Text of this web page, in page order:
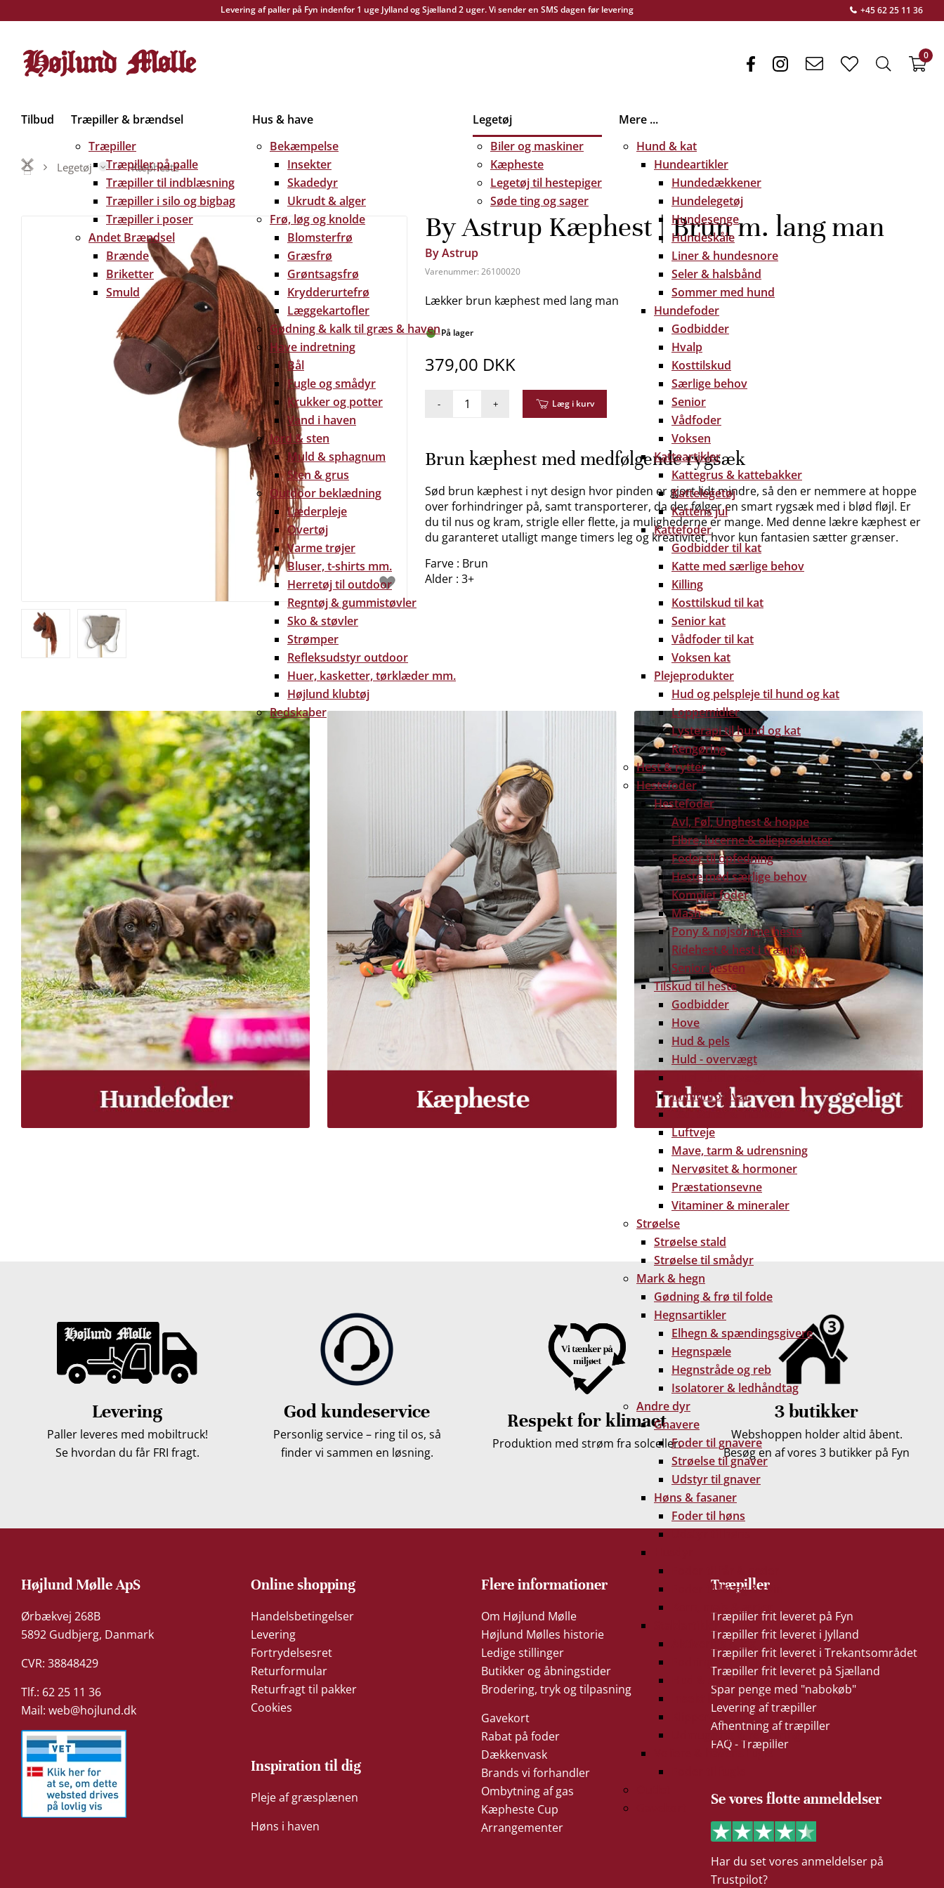
Levering af paller på Fyn indenfor 1 uge Jylland og Sjælland 2 uger. Vi sender en SMS dagen før levering +45 62 25 11 36
Tilbud
Træpiller & brændsel
Træpiller
Træpiller på palle
Træpiller til indblæsning
Træpiller i silo og bigbag
Træpiller i poser
Andet Brændsel
Brænde
Briketter
Smuld
Hus & have
Bekæmpelse
Insekter
Skadedyr
Ukrudt & alger
Frø, løg og knolde
Blomsterfrø
Græsfrø
Grøntsagsfrø
Krydderurtefrø
Læggekartofler
Gødning & kalk til græs & haven
Have indretning
Bål
Fugle og smådyr
Krukker og potter
Vand i haven
Jord & sten
Muld & sphagnum
Sten & grus
Outdoor beklædning
Læderpleje
Overtøj
Varme trøjer
Bluser, t-shirts mm.
Herretøj til outdoor
Regntøj & gummistøvler
Sko & støvler
Strømper
Refleksudstyr outdoor
Huer, kasketter, tørklæder mm.
Højlund klubtøj
Redskaber
Legetøj
Biler og maskiner
Kæpheste
Legetøj til hestepiger
Søde ting og sager
Mere ...
Hund & kat
Hundeartikler
Hundedækkener
Hundelegetøj
Hundesenge
Hundeskåle
Liner & hundesnore
Seler & halsbånd
Sommer med hund
Hundefoder
Godbidder
Hvalp
Kosttilskud
Særlige behov
Senior
Vådfoder
Voksen
Katteartikler
Kattegrus & kattebakker
Kattelegetøj
Kattens jul
Kattefoder
Godbidder til kat
Katte med særlige behov
Killing
Kosttilskud til kat
Senior kat
Vådfoder til kat
Voksen kat
Plejeprodukter
Hud og pelspleje til hund og kat
Loppemidler
Lysterapi til hund og kat
Rengøring
Hest & rytter
Hestefoder
Hestefoder
Avl, Føl, Unghest & hoppe
Fibre, lucerne & olieprodukter
Foder til opfedning
Heste med særlige behov
Komplet foder
Mash
Pony & nøjsomme heste
Ridehest & hest i træning
Senior hesten
Tilskud til heste
Godbidder
Hove
Hud & pels
Huld - overvægt
Immunforsvar
Luftveje
Mave, tarm & udrensning
Nervøsitet & hormoner
Præstationsevne
Vitaminer & mineraler
Strøelse
Strøelse stald
Strøelse til smådyr
Mark & hegn
Gødning & frø til folde
Hegnsartikler
Elhegn & spændingsgivere
Hegnspæle
Hegnstråde og reb
Isolatorer & ledhåndtag
Andre dyr
Gnavere
Foder til gnavere
Strøelse til gnaver
Udstyr til gnaver
Høns & fasaner
Foder til høns
Foder til kvæg & svin
Staldartikler
Aktivering & leg
Hud & sårpleje
Insekt bekæmpelse
Klippere & tilbehør
Udmugning & rengøring
Voliere & havens fugle
facebookinstagramenvelopeheart
search0
Legetøj Kæpheste
By Astrup Kæphest | Brun m. lang man
By Astrup
Varenummer: 26100020
Lækker brun kæphest med lang man
På lager
379,00 DKK
- + Læg i kurv
Brun kæphest med medfølgende rygsæk
Sød brun kæphest i nyt design hvor pinden er gjort lidt mindre, så den er nemmere at hoppe
over forhindringer på, samt transporterer, da der følger en smart rygsæk med i blød fløjl. Er
du til nus og kram, strigle eller flette, ja mulighederne er mange. Med denne lækre kæphest er
du garanteret utalligt mange timers leg og kreativitet, hvor kun fantasien sætter grænser.
Farve : Brun
Alder : 3+
Bor du i Odense, Svendborg, Nyborg, Kerteminde, Faaborg, Middelfart, Otterup eller et andet sted på Fyn? Vi leverer gratis dine træpiller på hele Fyn. Uanset hvor på Fyn
du bor, kan du få leveret træpiller indenfor 5 hverdage. Vores lastbiler kommer hele Fyn rundt i løbet af en uge, så du kan få leveret dine træpiller.
Levering
Paller leveres med mobiltruck!
Se hvordan du får FRI fragt.
God kundeservice
Personlig service – ring til os, så
finder vi sammen en løsning.
Respekt for klimaet
Produktion med strøm fra solceller.
3 butikker
Webshoppen holder altid åbent.
Besøg en af vores 3 butikker på Fyn
Højlund Mølle ApS
Ørbækvej 268B
5892 Gudbjerg, Danmark
CVR: 38848429
Tlf.: 62 25 11 36
Mail: web@hojlund.dk
Online shopping
Handelsbetingelser
Levering
Fortrydelsesret
Returformular
Returfragt til pakker
Cookies
Inspiration til dig
Pleje af græsplænen
Høns i haven
Flere informationer
Om Højlund Mølle
Højlund Mølles historie
Ledige stillinger
Butikker og åbningstider
Brodering, tryk og tilpasning
Gavekort
Rabat på foder
Dækkenvask
Brands vi forhandler
Ombytning af gas
Kæpheste Cup
Arrangementer
Træpiller
Træpiller frit leveret på Fyn
Træpiller frit leveret i Jylland
Træpiller frit leveret i Trekantsområdet
Træpiller frit leveret på Sjælland
Spar penge med "nabokøb"
Levering af træpiller
Afhentning af træpiller
FAQ - Træpiller
Se vores flotte anmeldelser
Har du set vores anmeldelser på
Trustpilot?